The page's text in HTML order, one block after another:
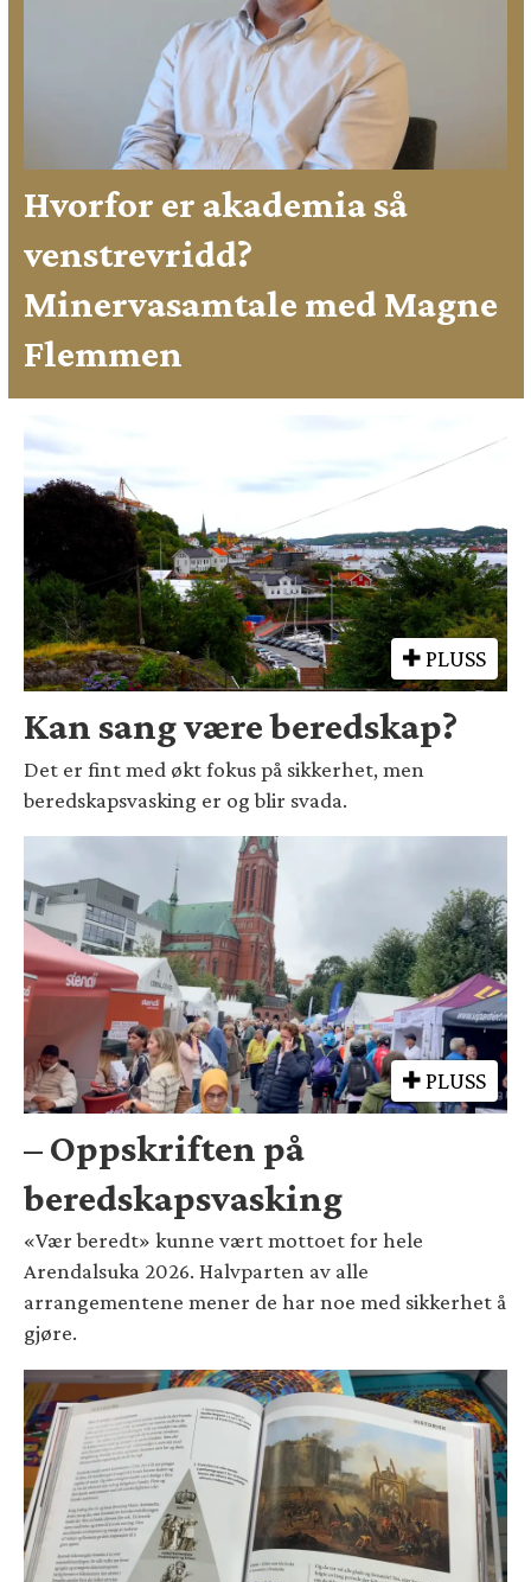
Hvorfor er akademia så
venstrevridd?
Minervasamtale med Magne
Flemmen
PLUSS
Kan sang være beredskap?
Det er fint med økt fokus på sikkerhet, men
beredskapsvasking er og blir svada.
PLUSS
– Oppskriften på
beredskapsvasking
«Vær beredt» kunne vært mottoet for hele
Arendalsuka 2026. Halvparten av alle
arrangementene mener de har noe med sikkerhet å
gjøre.